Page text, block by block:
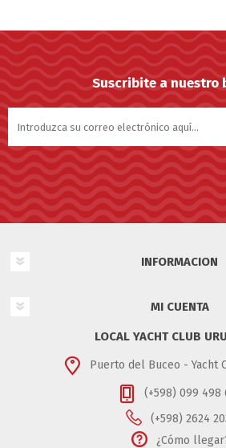
Suscribite a nuestro
INFORMACION
MI CUENTA
LOCAL YACHT CLUB
Puerto del Buceo - Yacht
(+598) 099 498
(+598) 2624
¿Cómo